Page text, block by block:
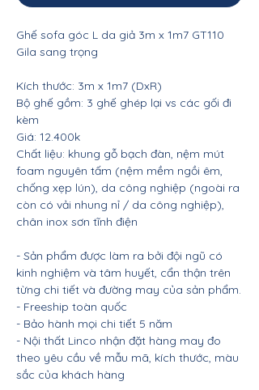
Ghế sofa góc L da giả 3m x 1m7 GT110
Gila sang trọng
Kích thước: 3m x 1m7 (DxR)
Bộ ghế gồm: 3 ghế ghép lại vs các gối đi
kèm
Giá: 12.400k
Chất liệu: khung gỗ bạch đàn, nệm mút
foam nguyên tấm (nệm mềm ngồi êm,
chống xẹp lún), da công nghiệp (ngoài ra
còn có vải nhung nỉ / da công nghiệp),
chân inox sơn tĩnh điện
- Sản phẩm được làm ra bởi đội ngũ có
kinh nghiệm và tâm huyết, cẩn thận trên
từng chi tiết và đường may của sản phẩm.
- Freeship toàn quốc
- Bảo hành mọi chi tiết 5 năm
- Nội thất Linco nhận đặt hàng may đo
theo yêu cầu về mẫu mã, kích thước, màu
sắc của khách hàng